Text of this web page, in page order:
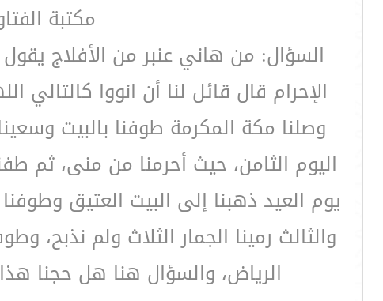
مكتبة
السؤال: من هاني عنبر من الأفلاج
الإحرام قال قائل لنا أن انووا
وصلنا مكة المكرمة طوفنا بالبيت
اليوم الثامن، حيث أحرمنا من منى، ثم
يوم العيد ذهبنا إلى البيت العتيق
والثالث رمينا الجمار الثلاث ولم
الرياض، والسؤال هنا هل حجنا